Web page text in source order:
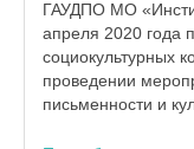
ГАУДПО МО
апреля 2020 года
социокультурных
проведении
письменности и